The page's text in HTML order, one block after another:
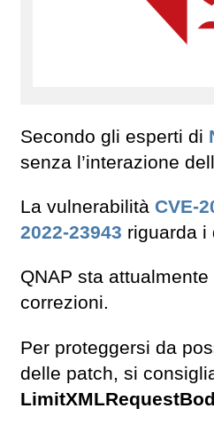
Secondo gli esperti di
senza l’interazione
La vulnerabilità CVE-
2022-23943 riguarda i
QNAP sta
correzioni.
Per proteggersi da
delle patch, si